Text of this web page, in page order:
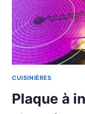
CUISINIÈRES
Plaque à